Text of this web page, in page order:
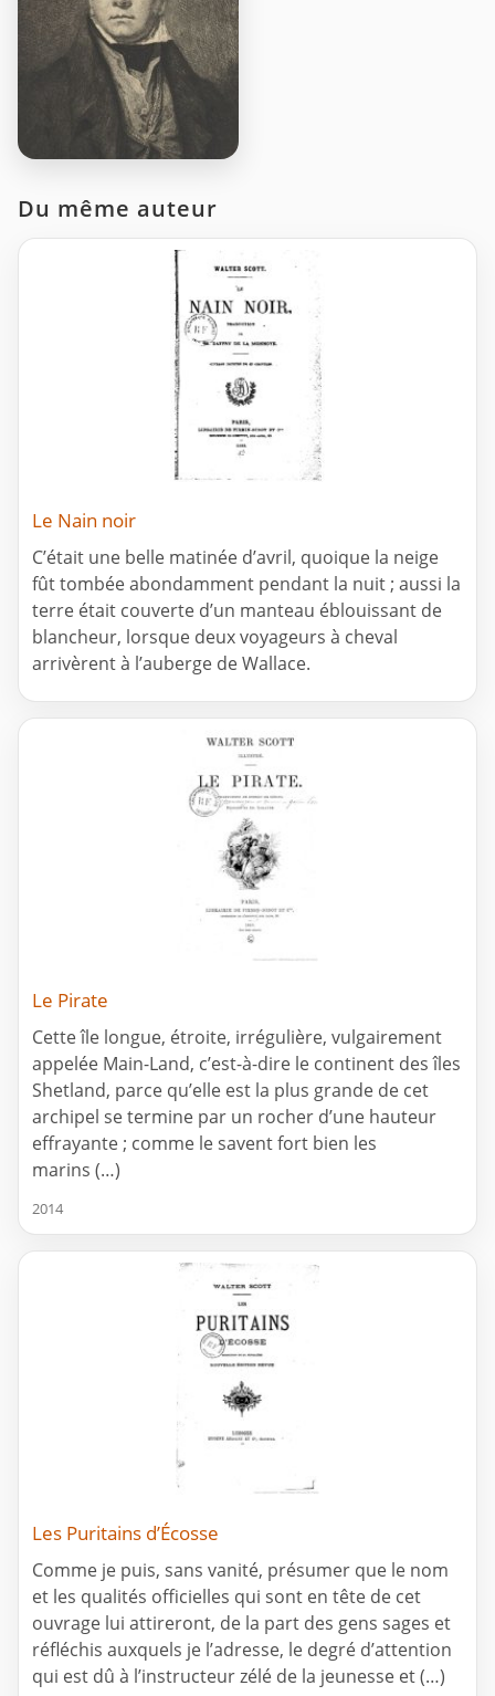
Du même auteur
Le Nain noir
C’était une belle matinée d’avril, quoique la neige
fût tombée abondamment pendant la nuit ; aussi la
terre était couverte d’un manteau éblouissant de
blancheur, lorsque deux voyageurs à cheval
arrivèrent à l’auberge de Wallace.
Le Pirate
Cette île longue, étroite, irrégulière, vulgairement
appelée Main-Land, c’est-à-dire le continent des îles
Shetland, parce qu’elle est la plus grande de cet
archipel se termine par un rocher d’une hauteur
effrayante ; comme le savent fort bien les
marins (…)
2014
Les Puritains d’Écosse
Comme je puis, sans vanité, présumer que le nom
et les qualités officielles qui sont en tête de cet
ouvrage lui attireront, de la part des gens sages et
réfléchis auxquels je l’adresse, le degré d’attention
qui est dû à l’instructeur zélé de la jeunesse et (…)